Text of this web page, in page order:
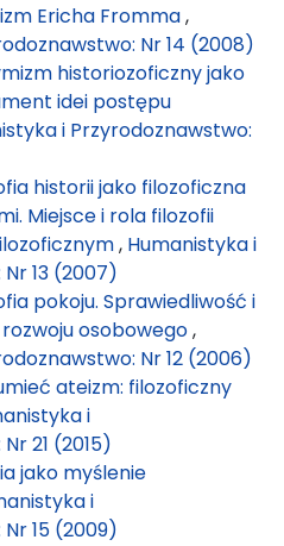
Ericha Fromma,
Nr 14 (2008)
historiozoficzny jako
idei postępu
i Przyrodoznawstwo:
historii jako filozoficzna
Miejsce i rola filozofii
, Humanistyka i
13 (2007)
pokoju. Sprawiedliwość i
osobowego,
Nr 12 (2006)
ateizm: filozoficzny
i
21 (2015)
jako myślenie
i
15 (2009)